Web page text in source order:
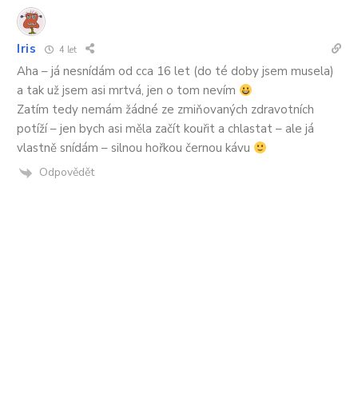
Iris 4 let
Aha – já nesnídám od cca 16 let (do té doby jsem musela)
a tak už jsem asi mrtvá, jen o tom nevím
Zatím tedy nemám žádné ze zmiňovaných zdravotních
potíží – jen bych asi měla začít kouřit a chlastat – ale já
vlastně snídám – silnou hořkou černou kávu
Odpovědět